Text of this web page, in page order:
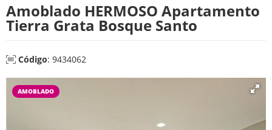
Amoblado HERMOSO Apartamento
Tierra Grata Bosque Santo
Código: 9434062
AMOBLADO